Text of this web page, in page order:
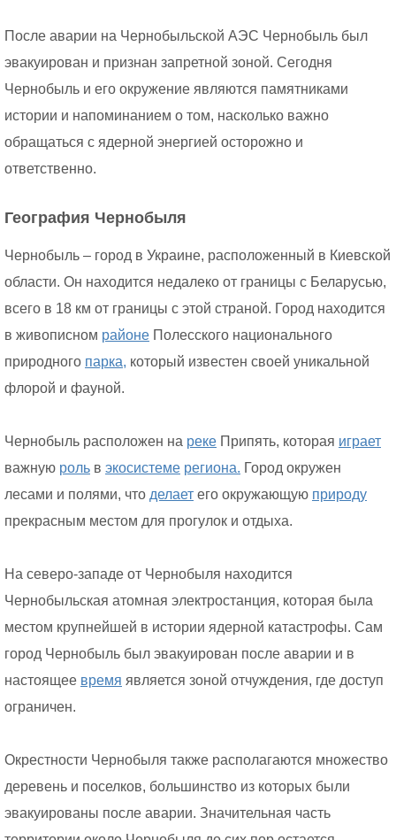
После аварии на Чернобыльской АЭС Чернобыль был
эвакуирован и признан запретной зоной. Сегодня
Чернобыль и его окружение являются памятниками
истории и напоминанием о том, насколько важно
обращаться с ядерной энергией осторожно и
ответственно.
География Чернобыля
Чернобыль – город в Украине, расположенный в Киевской
области. Он находится недалеко от границы с Беларусью,
всего в 18 км от границы с этой страной. Город находится
в живописном районе Полесского национального
природного парка, который известен своей уникальной
флорой и фауной.
Чернобыль расположен на реке Припять, которая играет
важную роль в экосистеме региона. Город окружен
лесами и полями, что делает его окружающую природу
прекрасным местом для прогулок и отдыха.
На северо-западе от Чернобыля находится
Чернобыльская атомная электростанция, которая была
местом крупнейшей в истории ядерной катастрофы. Сам
город Чернобыль был эвакуирован после аварии и в
настоящее время является зоной отчуждения, где доступ
ограничен.
Окрестности Чернобыля также располагаются множество
деревень и поселков, большинство из которых были
эвакуированы после аварии. Значительная часть